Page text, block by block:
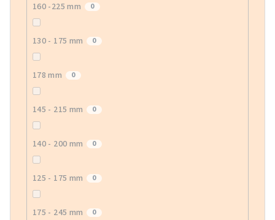
160 -225 mm 0
130 - 175 mm 0
178 mm 0
145 - 215 mm 0
140 - 200 mm 0
125 - 175 mm 0
175 - 245 mm 0